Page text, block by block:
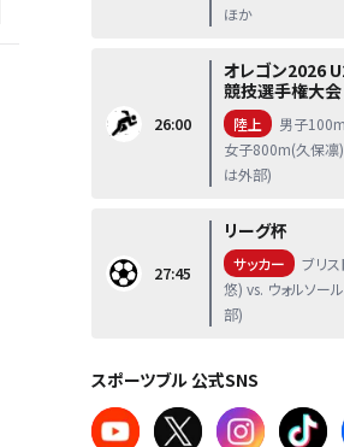
ほか
26:00
オレゴン2026
競技選手権大会
陸上
男子
女子800m(久保凛
は外部)
27:45
リーグ杯
サッカー
ブリス
悠) vs. ウォルソー
部)
スポーツブル 公式SNS